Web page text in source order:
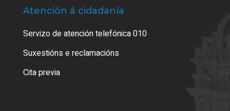
Atención á cidadanía
Servizo de atención telefónica 010
Suxestións e reclamacións
Cita previa